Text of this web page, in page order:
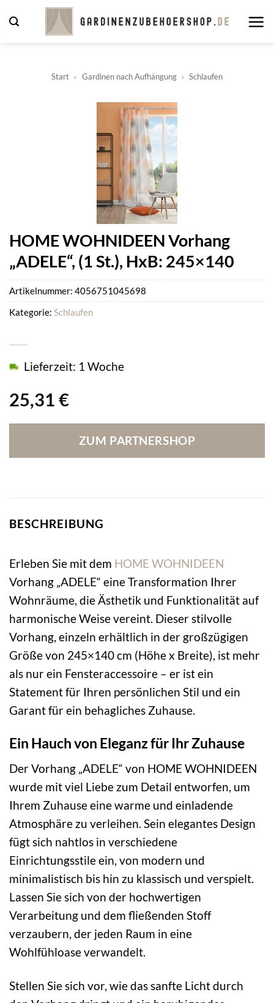
Inhalt
Start » Gardinen nach Aufhängung » Schlaufen
HOME WOHNIDEEN Vorhang
„ADELE“, (1 St.), HxB: 245×140
25,31 €
Lieferzeit: 1 Woche
ZUM PARTNERSHOP
Artikelnummer: 4056751045698
Kategorie: Schlaufen
BESCHREIBUNG
Erleben Sie mit dem HOME WOHNIDEEN
Vorhang „ADELE“ eine Transformation Ihrer
Wohnräume, die Ästhetik und Funktionalität auf
harmonische Weise vereint. Dieser stilvolle
Vorhang, einzeln erhältlich in der großzügigen
Größe von 245×140 cm (Höhe x Breite), ist mehr
als nur ein Fensteraccessoire – er ist ein
Statement für Ihren persönlichen Stil und ein
Garant für ein behagliches Zuhause.
Ein Hauch von Eleganz für Ihr Zuhause
Der Vorhang „ADELE“ von HOME WOHNIDEEN
wurde mit viel Liebe zum Detail entworfen, um
Ihrem Zuhause eine warme und einladende
Atmosphäre zu verleihen. Sein elegantes Design
fügt sich nahtlos in verschiedene
Einrichtungsstile ein, von modern und
minimalistisch bis hin zu klassisch und verspielt.
Lassen Sie sich von der hochwertigen
Verarbeitung und dem fließenden Stoff
verzaubern, der jeden Raum in eine
Wohlfühloase verwandelt.
Stellen Sie sich vor, wie das sanfte Licht durch